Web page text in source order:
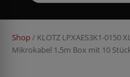
Shop/ KLOTZ LPXAES3K1-0150
Mikrokabel 1,5m Box mit 10